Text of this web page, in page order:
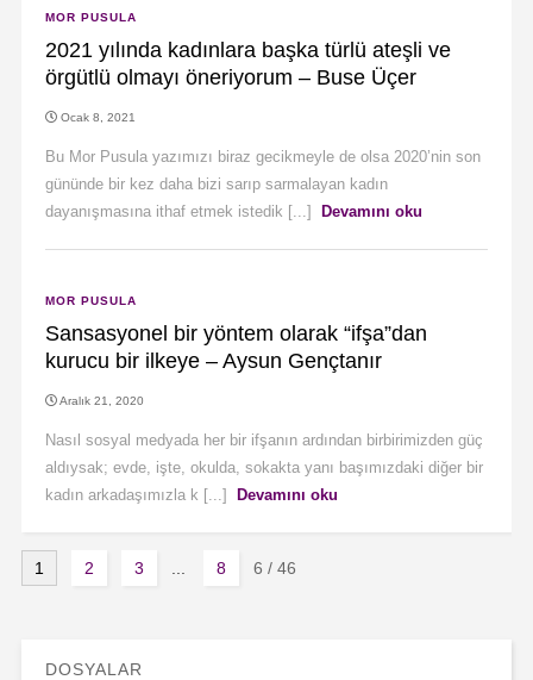
MOR PUSULA
2021 yılında kadınlara başka türlü ateşli ve
örgütlü olmayı öneriyorum – Buse Üçer
Ocak 8, 2021
Bu Mor Pusula yazımızı biraz gecikmeyle de olsa 2020’nin son
gününde bir kez daha bizi sarıp sarmalayan kadın
dayanışmasına ithaf etmek istedik [...]
Devamını oku
MOR PUSULA
Sansasyonel bir yöntem olarak “ifşa”dan
kurucu bir ilkeye – Aysun Gençtanır
Aralık 21, 2020
Nasıl sosyal medyada her bir ifşanın ardından birbirimizden güç
aldıysak; evde, işte, okulda, sokakta yanı başımızdaki diğer bir
kadın arkadaşımızla k [...]
Devamını oku
1 2 3 8 6 / 46
DOSYALAR